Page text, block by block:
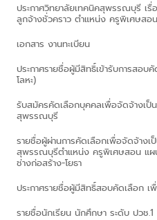
ประกาศวิทยาลัยเทคนิคสุพรรณบุรี เ
ลูกจ้างชั่วคราว ตำแหน่ง ครูพิเศษสอน
เอกสาร งานทะเบียน
ประกาศรายชื่อผู้มีสิทธิ์เข้ารับการสอ
โลหะ)
รับสมัครคัดเลือกบุคคลเพื่อจัดจ้างเป็
สุพรรณบุรี
รายชื่อผู้ผ่านการคัดเลือกเพื่อจัดจ้างเ
สุพรรณบุรีตำแหน่ง ครูพิเศษสอน แผ
ช่างก่อสร้าง-โยธา
ประกาศรายชื่อผู้มีสิทธิ์สอบคัดเลือก เ
รายชื่อนักเรียน นักศึกษา ระดับ ปวช